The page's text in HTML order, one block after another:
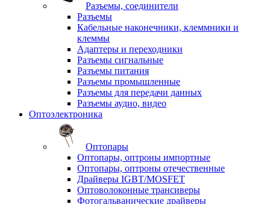
Разъемы, соединители
Разъемы
Кабельные наконечники, клеммники и
клеммы
Адаптеры и переходники
Разъемы сигнальные
Разъемы питания
Разъемы промышленные
Разъемы для передачи данных
Разъемы аудио, видео
Оптоэлектроника
Оптопары
Оптопары, оптроны импортные
Оптопары, оптроны отечественные
Драйверы IGBT/MOSFET
Оптоволоконные трансиверы
Фотогальванические драйверы